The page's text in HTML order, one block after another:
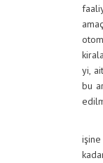
yi,
bu
işine